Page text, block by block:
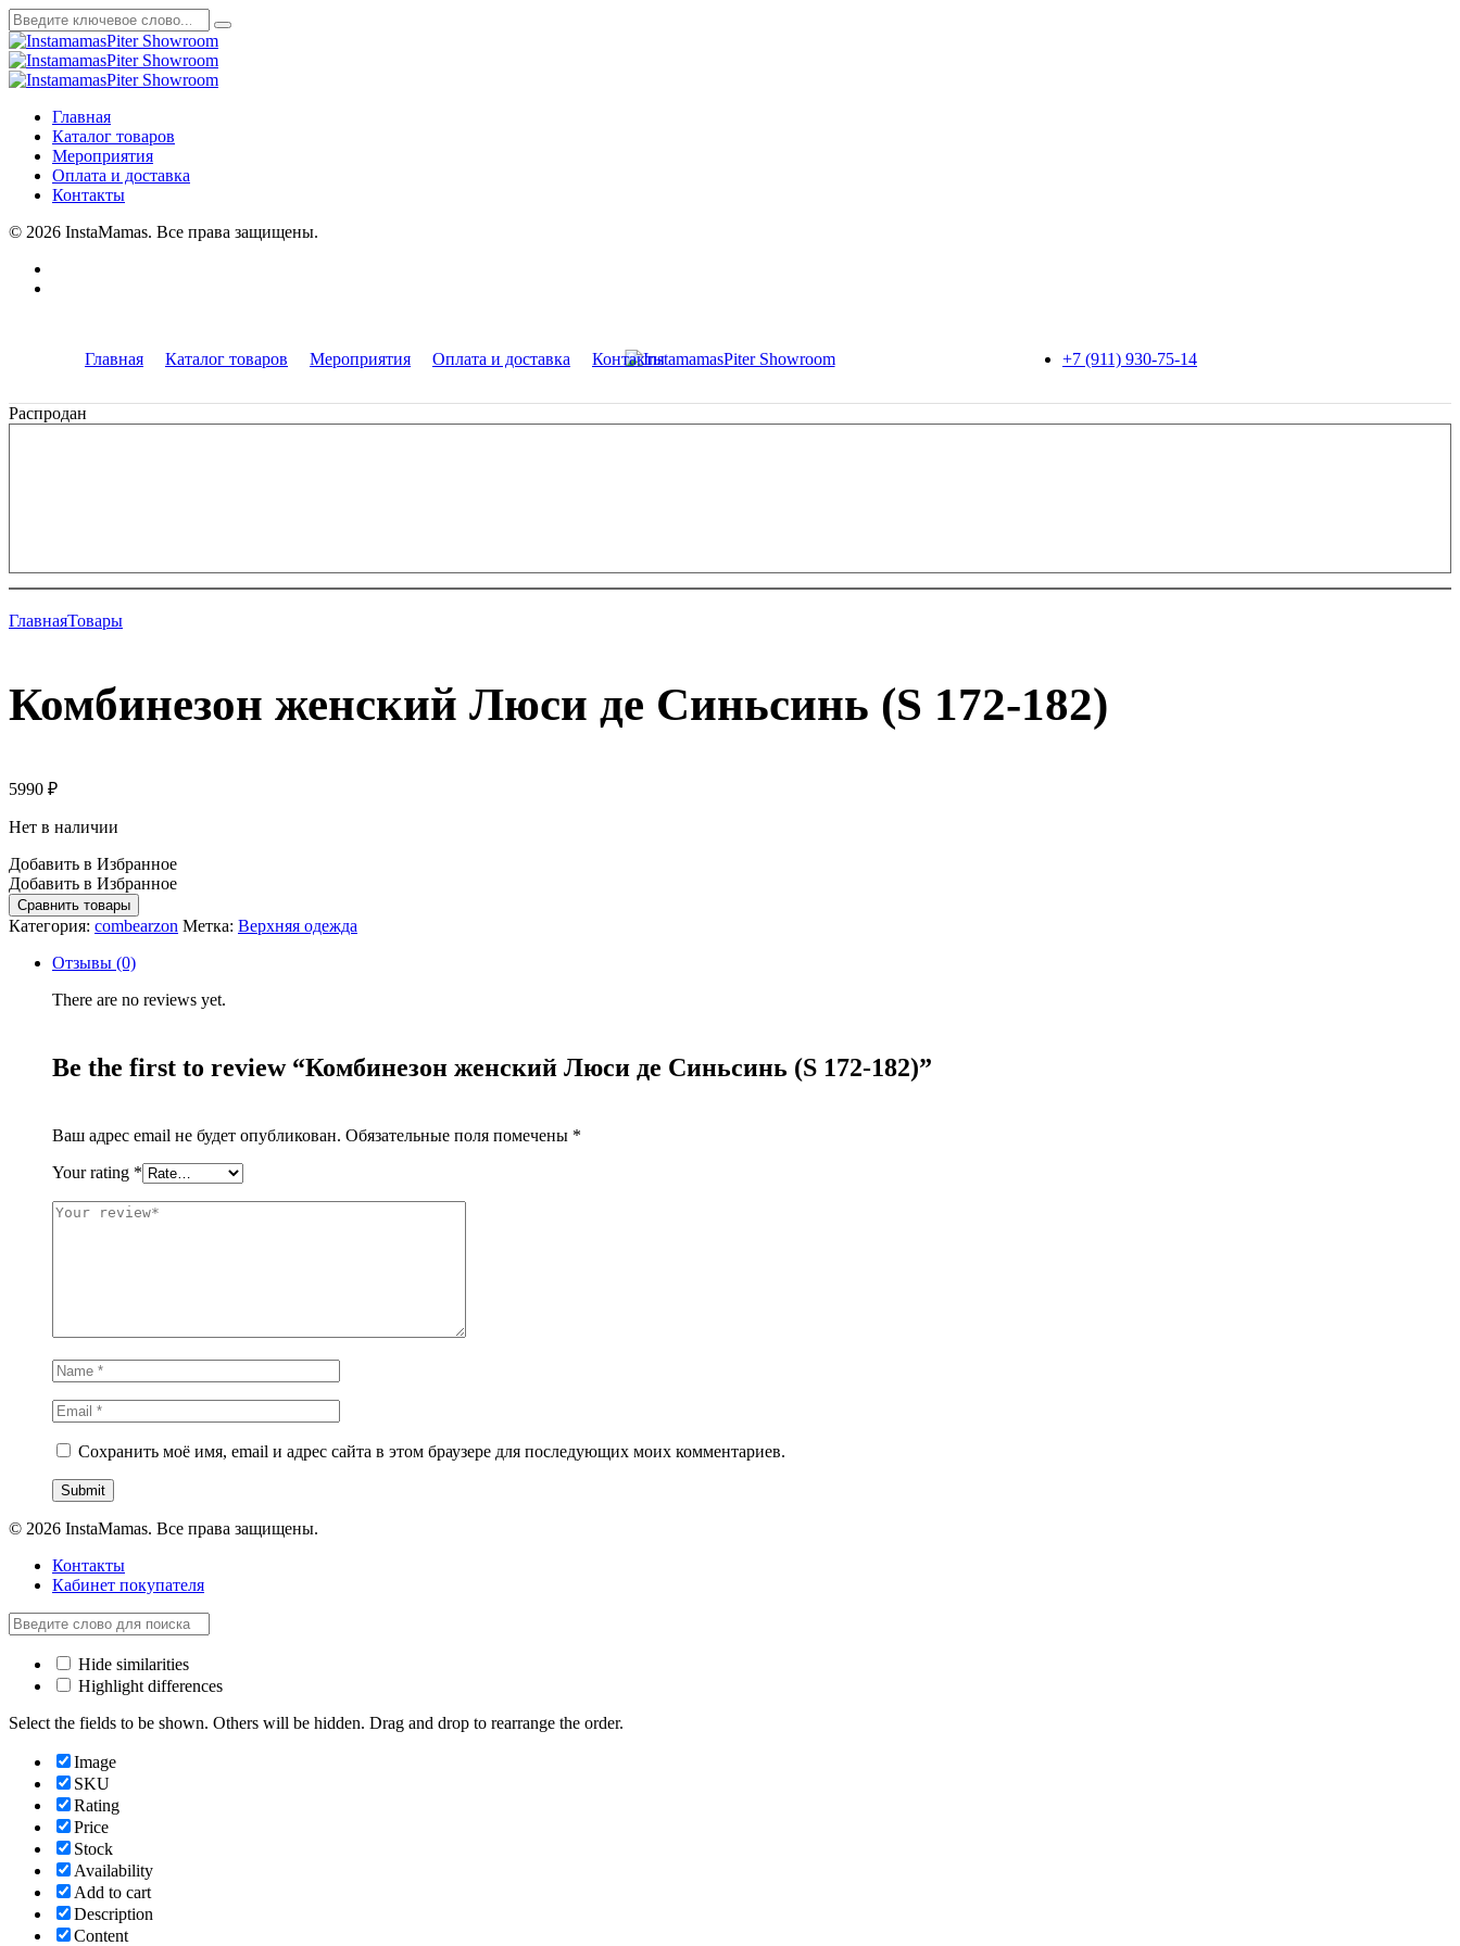
Remember Me
Главная
Каталог товаров
Мероприятия
Оплата и доставка
Контакты
© 2026 InstaMamas. Все права защищены.
Главная Каталог товаров Мероприятия Оплата и доставка Контакты +7 (911) 930-75-14
Распродан
ГлавнаяТовары
Комбинезон женский Люси де Синьсинь (S 172-182)
5990 ₽
Нет в наличии
Добавить в Избранное
Добавить в Избранное
Сравнить товары
Категория: combearzon Метка: Верхняя одежда
Отзывы (0)
There are no reviews yet.
Be the first to review “Комбинезон женский Люси де Синьсинь (S 172-182)”
Ваш адрес email не будет опубликован. Обязательные поля помечены *
Your rating *
Сохранить моё имя, email и адрес сайта в этом браузере для последующих моих комментариев.
© 2026 InstaMamas. Все права защищены.
Контакты
Кабинет покупателя
Hide similarities
Highlight differences
Select the fields to be shown. Others will be hidden. Drag and drop to rearrange the order.
Image
SKU
Rating
Price
Stock
Availability
Add to cart
Description
Content